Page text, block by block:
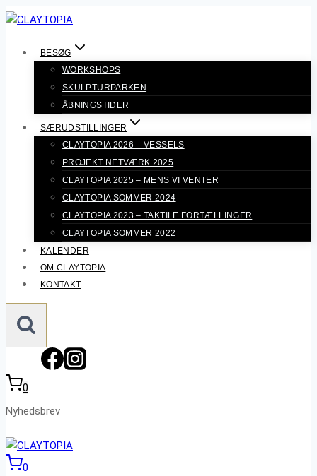
Fortsæt
BESØG
WORKSHOPS
SKULPTURPARKEN
ÅBNINGSTIDER
SÆRUDSTILLINGER
CLAYTOPIA 2026 – VESSELS
PROJEKT NETVÆRK 2025
CLAYTOPIA 2025 – MENS VI VENTER
CLAYTOPIA SOMMER 2024
CLAYTOPIA 2023 – TAKTILE FORTÆLLINGER
CLAYTOPIA SOMMER 2022
KALENDER
OM CLAYTOPIA
KONTAKT
0
Nyhedsbrev
0